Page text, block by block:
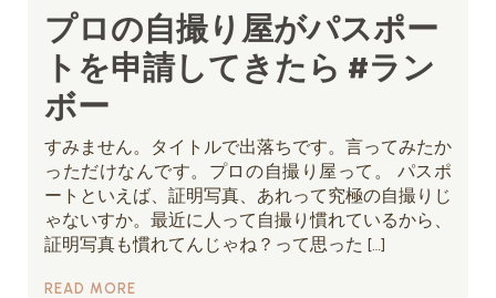
プロの自撮り屋がパスポー
トを申請してきたら #ラン
ボー
すみません。タイトルで出落ちです。言ってみたか
っただけなんです。プロの自撮り屋って。 パスポ
ートといえば、証明写真、あれって究極の自撮りじ
ゃないすか。最近に人って自撮り慣れているから、
証明写真も慣れてんじゃね？って思った […]
READ MORE